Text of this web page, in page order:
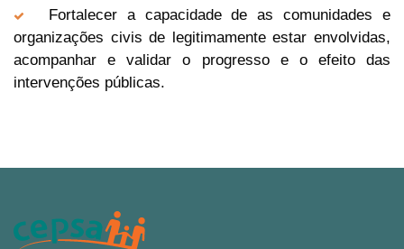
Fortalecer a capacidade de as comunidades e
organizações civis de legitimamente estar envolvidas,
acompanhar e validar o progresso e o efeito das
intervenções públicas.